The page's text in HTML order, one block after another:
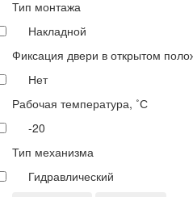
Тип монтажа
Накладной
Фиксация двери в открытом
Нет
Рабочая температура, ˚С
-20
Тип механизма
Гидравлический